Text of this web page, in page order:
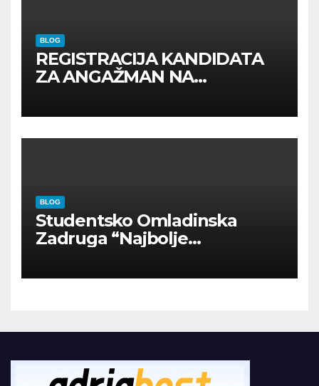
BLOG
REGISTRACIJA KANDIDATA
ZA ANGAŽMAN NA
BLOG
Studentsko Omladinska
Zadruga “Najbolje